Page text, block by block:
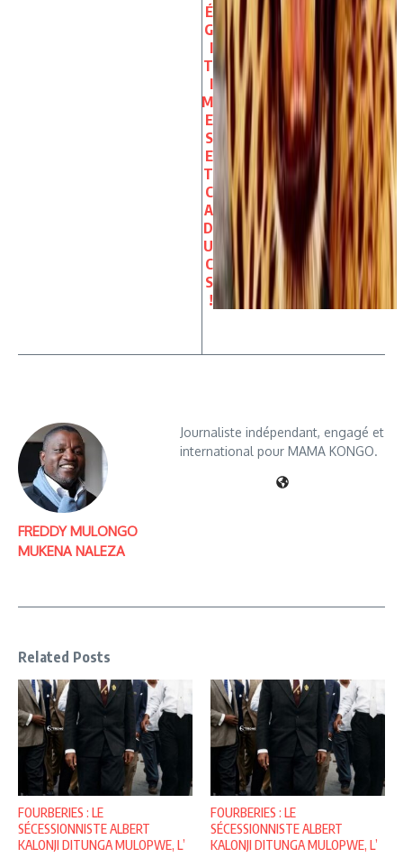
É
G
I
T
I
M
E
S
E
T
C
A
D
U
C
S
!
FREDDY MULONGO
MUKENA NALEZA
Journaliste indépendant, engagé et
international pour MAMA KONGO.
Related Posts
FOURBERIES : LE
SÉCESSIONNISTE ALBERT
KALONJI DITUNGA MULOPWE, L’
FOURBERIES : LE
SÉCESSIONNISTE ALBERT
KALONJI DITUNGA MULOPWE, L’